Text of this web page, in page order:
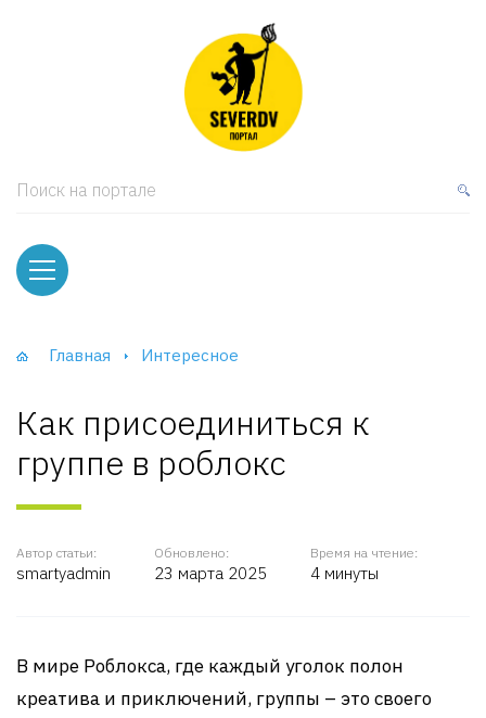
Поиск на портале
Главная Интересное
Как присоединиться к
группе в роблокс
Автор статьи:
smartyadmin
Обновлено:
23 марта 2025
Время на чтение:
4 минуты
В мире Роблокса, где каждый уголок полон
креатива и приключений, группы – это своего
и тумбы